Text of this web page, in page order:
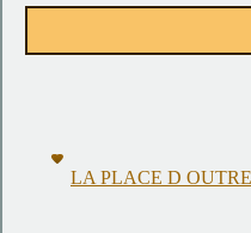
LA PLACE D